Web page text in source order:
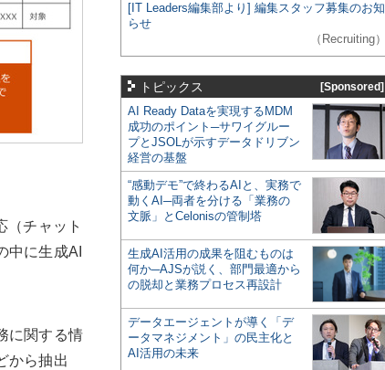
チャット
中に生成AI
に関する情
から抽出
[IT Leaders編集部より] 編集スタッフ募集のお知
らせ
（Recruiting）
トピックス [Sponsored]
AI Ready Dataを実現するMDM
成功のポイント─サワイグルー
プとJSOLが示すデータドリブン
経営の基盤
“感動デモ”で終わるAIと、実務で
動くAI─両者を分ける「業務の
文脈」とCelonisの管制塔
生成AI活用の成果を阻むものは
何か─AJSが説く、部門最適から
の脱却と業務プロセス再設計
データエージェントが導く「デ
ータマネジメント」の民主化と
AI活用の未来